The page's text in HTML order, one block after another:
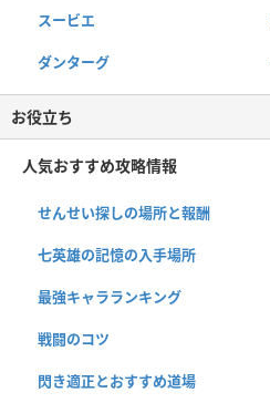
スービエ
ダンターグ
お役立ち
人気おすすめ攻略情報
せんせい探しの場所と報酬
七英雄の記憶の入手場所
最強キャラランキング
戦闘のコツ
閃き適正とおすすめ道場